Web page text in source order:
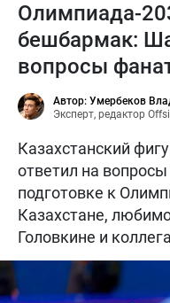
Олимпиада-
бешбармак:
вопросы
Автор: Умербеков
Эксперт, редактор
Казахстанский
ответил на
подготовке к
Казахстане,
Головкине и